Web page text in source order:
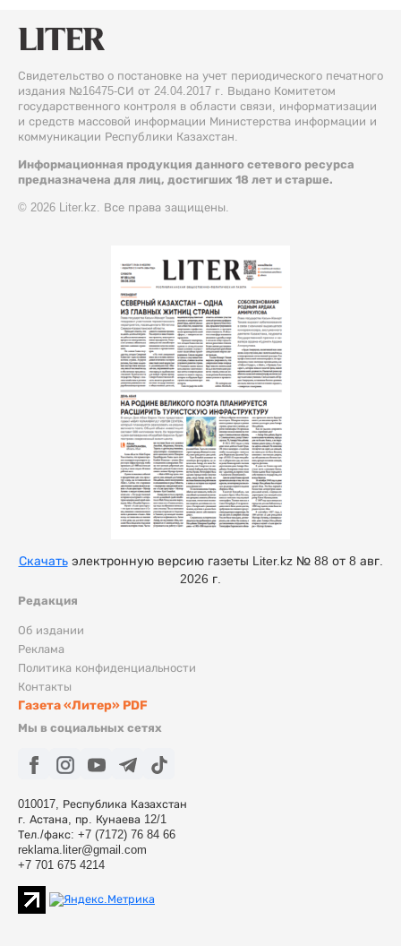
Свидетельство о постановке на учет периодического печатного
издания №16475-СИ от 24.04.2017 г. Выдано Комитетом
государственного контроля в области связи, информатизации
и средств массовой информации Министерства информации и
коммуникации Республики Казахстан.
Информационная продукция данного сетевого ресурса
предназначена для лиц, достигших 18 лет и старше.
© 2026 Liter.kz. Все права защищены.
Редакция
Об издании
Реклама
Политика конфиденциальности
Контакты
Газета «Литер» PDF
Мы в социальных сетях
010017, Республика Казахстан
г. Астана, пр. Кунаева 12/1
Тел./факс: +7 (7172) 76 84 66
reklama.liter@gmail.com
+7 701 675 4214
Скачатьэлектронную версию газеты Liter.kz № 88 от 8 авг.
2026 г.